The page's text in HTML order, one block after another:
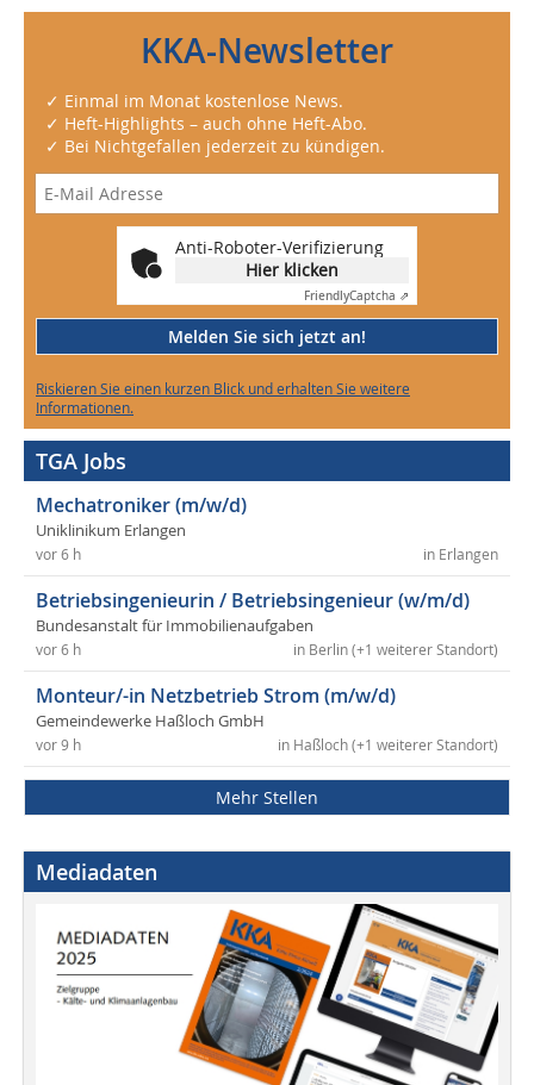
KKA-Newsletter
✓ Einmal im Monat kostenlose News.
✓ Heft-Highlights – auch ohne Heft-Abo.
✓ Bei Nichtgefallen jederzeit zu kündigen.
Anti-Roboter-Verifizierung
Hier klicken
FriendlyCaptcha ⇗
Melden Sie sich jetzt an!
Riskieren Sie einen kurzen Blick und erhalten Sie weitere
Informationen.
TGA Jobs
Mechatroniker (m/w/d)
Uniklinikum Erlangen
in Erlangen
vor 6 h
Betriebsingenieurin / Betriebsingenieur (w/m/d)
Bundesanstalt für Immobilienaufgaben
in Berlin (+1 weiterer Standort)
vor 6 h
Monteur/-in Netzbetrieb Strom (m/w/d)
Gemeindewerke Haßloch GmbH
in Haßloch (+1 weiterer Standort)
vor 9 h
Mehr Stellen
Mediadaten